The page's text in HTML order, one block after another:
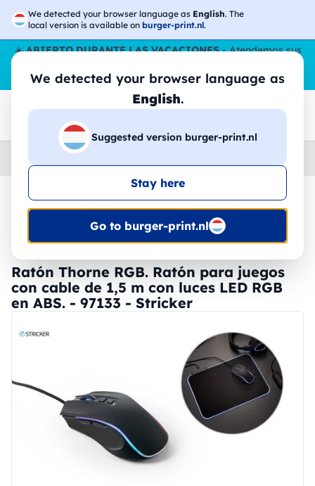
We detected your browser language as English. The
local version is available on burger-print.nl.
We detected your browser language as
English.
Suggested version burger-print.nl
Stay here
Go to burger-print.nl
☀️ABIERTO DURANTE LAS VACACIONES- Atendemos sus
pedidos durante todo el verano, incluso en agosto.
Sin parar
😎🌴
Home
🔥 -30% de impresión DTF
Ratón Thorne RGB. Ratón para juegos
con cable de 1,5 m con luces LED RGB
en ABS. - 97133 - Stricker